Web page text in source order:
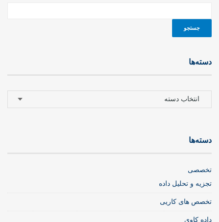
دسته‌ها
دسته‌ها
تخصصی
تجزیه و تحلیل داده
تخصص های کاریی
داده کاوی